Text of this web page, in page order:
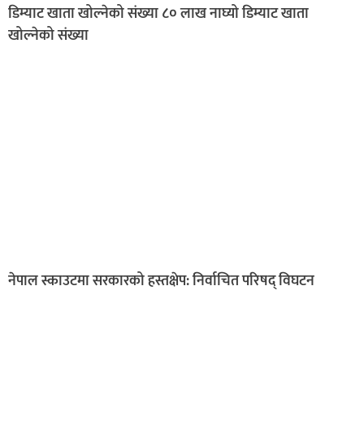
डिम्याट खाता खोल्नेको संख्या ८० लाख नाघ्यो डिम्याट खाता
खोल्नेको संख्या
नेपाल स्काउटमा सरकारको हस्तक्षेप: निर्वाचित परिषद् विघटन